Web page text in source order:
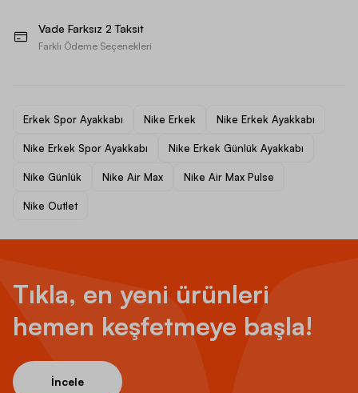
Vade Farksız 2 Taksit
Farklı Ödeme Seçenekleri
Erkek Spor Ayakkabı Nike Erkek Nike Erkek Ayakkabı
Nike Erkek Spor Ayakkabı Nike Erkek Günlük Ayakkabı
Nike Günlük Nike Air Max Nike Air Max Pulse
Nike Outlet
Tıkla, en yeni ürünleri
hemen keşfetmeye başla!
İncele